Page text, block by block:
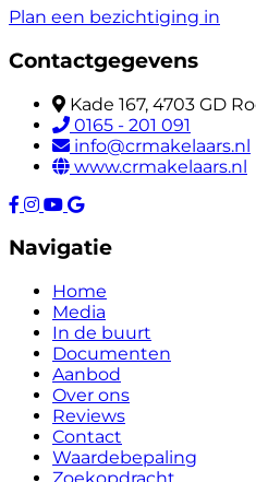
Plan een bezichtiging in
Contactgegevens
Kade 167, 4703 GD
0165 - 201 091
info@crmakelaars.nl
www.crmakelaars.nl
Navigatie
Home
Media
In de buurt
Documenten
Aanbod
Over ons
Reviews
Contact
Waardebepaling